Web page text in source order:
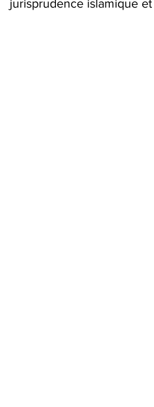
jurisprudence islamique